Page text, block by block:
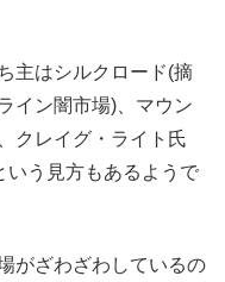
主はシルクロード(摘
イン闇市場)、マウン
クレイグ・ライト氏
いう見方もあるようで
がざわざわしているの